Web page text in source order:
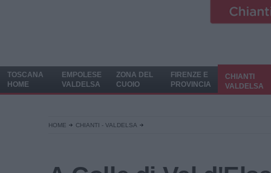
TOSCANA
HOME
EMPOLESE
VALDELSA
ZONA DEL
CUOIO
FIRENZE E
PROVINCIA
CHIANTI
VALDELSA
HOME CHIANTI - VALDELSA